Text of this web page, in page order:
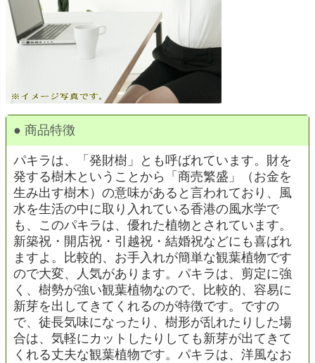
● 商品特徴
パキラは、「発財樹」とも呼ばれています。財を
発する樹木ということから「商売繁盛」（お金を
生み出す樹木）の意味があると言われており、風
水を生活の中に取り入れている香港の風水学で
も、このパキラは、優れた植物とされています。
新築祝・開店祝・引越祝・結婚祝などにも喜ばれ
ますよ。比較的、お手入れが簡単な観葉植物です
ので大変、人気があります。パキラは、剪定に強
く、樹勢が強い観葉植物なので、比較的、容易に
新芽を出してきてくれるのが特徴です。ですの
で、徒長気味になったり、樹形が乱れたりした場
合は、気軽にカットしたりしても新芽が出てきて
くれる丈夫な観葉植物です。パキラは、洋風なお